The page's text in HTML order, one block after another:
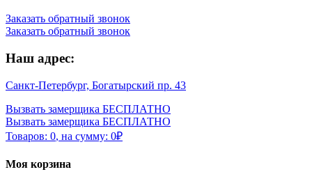
Заказать обратный звонок
Заказать обратный звонок
Наш адрес:
Санкт-Петербург, Богатырский пр. 43
Вызвать замерщика БЕСПЛАТНО
Вызвать замерщика БЕСПЛАТНО
Товаров: 0, на сумму: 0₽
Моя корзина